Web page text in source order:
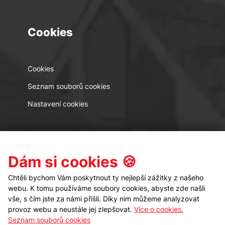
Cookies
Cookies
Seznam souborů cookies
Nastavení cookies
Kontakt Sledujte nás
Dám si cookies 🍪
Chtěli bychom Vám poskytnout ty nejlepší zážitky z našeho
webu. K tomu používáme soubory cookies, abyste zde našli
vše, s čím jste za námi přišli. Díky nim můžeme analyzovat
provoz webu a neustále jej zlepšovat. Více o cookies.
Seznam souborů cookies